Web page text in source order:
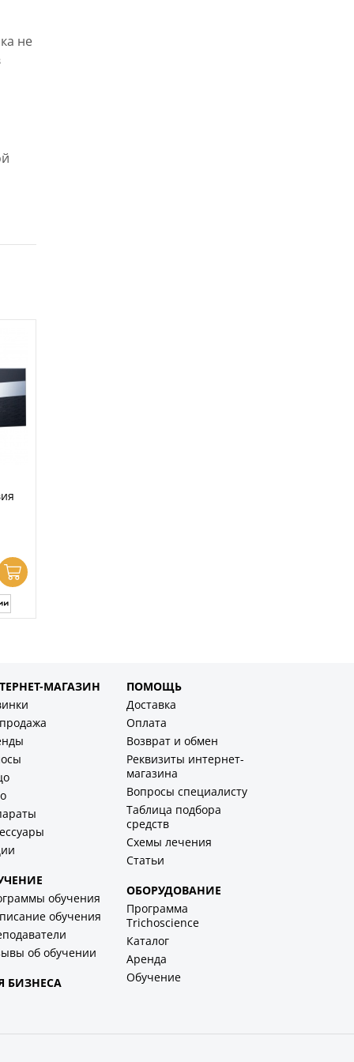
не
МАГАЗИН
обучения
обучения
об обучении
БИЗНЕСА
ПОМОЩЬ
Доставка
Оплата
Возврат и обмен
Реквизиты интернет-
магазина
Вопросы специалисту
Таблица подбора
средств
Схемы лечения
Статьи
ОБОРУДОВАНИЕ
Программа
Trichoscience
Каталог
Аренда
Обучение